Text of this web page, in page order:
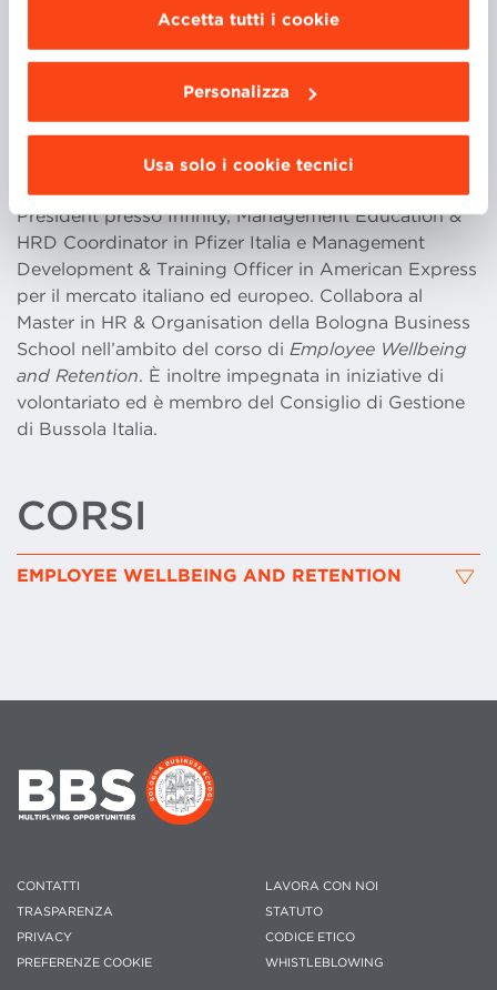
scegliere le funzionalità, le terze parti e i cookie
Accetta tutti i cookie
Personalizza
Usa solo i cookie tecnici
contesti di fiducia e ascolto e garantendo interventi
concreti, mirati e trasformativi.
Nel corso della sua carriera ha ricoperto diversi ruoli
chiave, tra cui Co-Founder & CEO di Perspective
Developing People (ruolo attuale), Senior Vice
President presso Infinity, Management Education &
HRD Coordinator in Pfizer Italia e Management
Development & Training Officer in American Express
per il mercato italiano ed europeo. Collabora al
Master in HR & Organisation della Bologna Business
School nell’ambito del corso di Employee Wellbeing
and Retention. È inoltre impegnata in iniziative di
volontariato ed è membro del Consiglio di Gestione
di Bussola Italia.
CORSI
EMPLOYEE WELLBEING AND RETENTION
CONTATTI
TRASPARENZA
PRIVACY
PREFERENZE COOKIE
LAVORA CON NOI
STATUTO
CODICE ETICO
WHISTLEBLOWING